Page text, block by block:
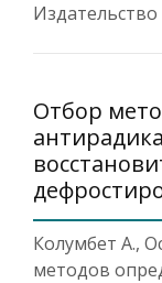
Отбор
Колумбет А.,
методов